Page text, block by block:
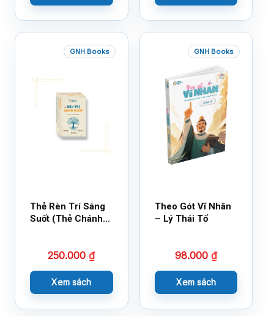
GNH Books
Thẻ Rèn Trí Sáng
Suốt (Thẻ Chánh
250.000₫
Xem sách
GNH Books
Theo Gót Vĩ Nhân
– Lý Thái Tổ
98.000 ₫
Xem sách